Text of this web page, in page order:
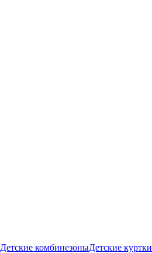
Детские комбинезоныДетские куртки